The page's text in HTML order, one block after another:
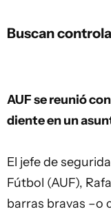
Buscan
AUF se reunió
diente en un
El jefe de
Fútbol (AUF),
barras bravas –o